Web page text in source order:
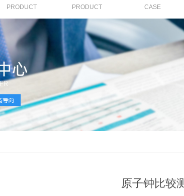
PRODUCT PRODUCT CASE
原子钟比较